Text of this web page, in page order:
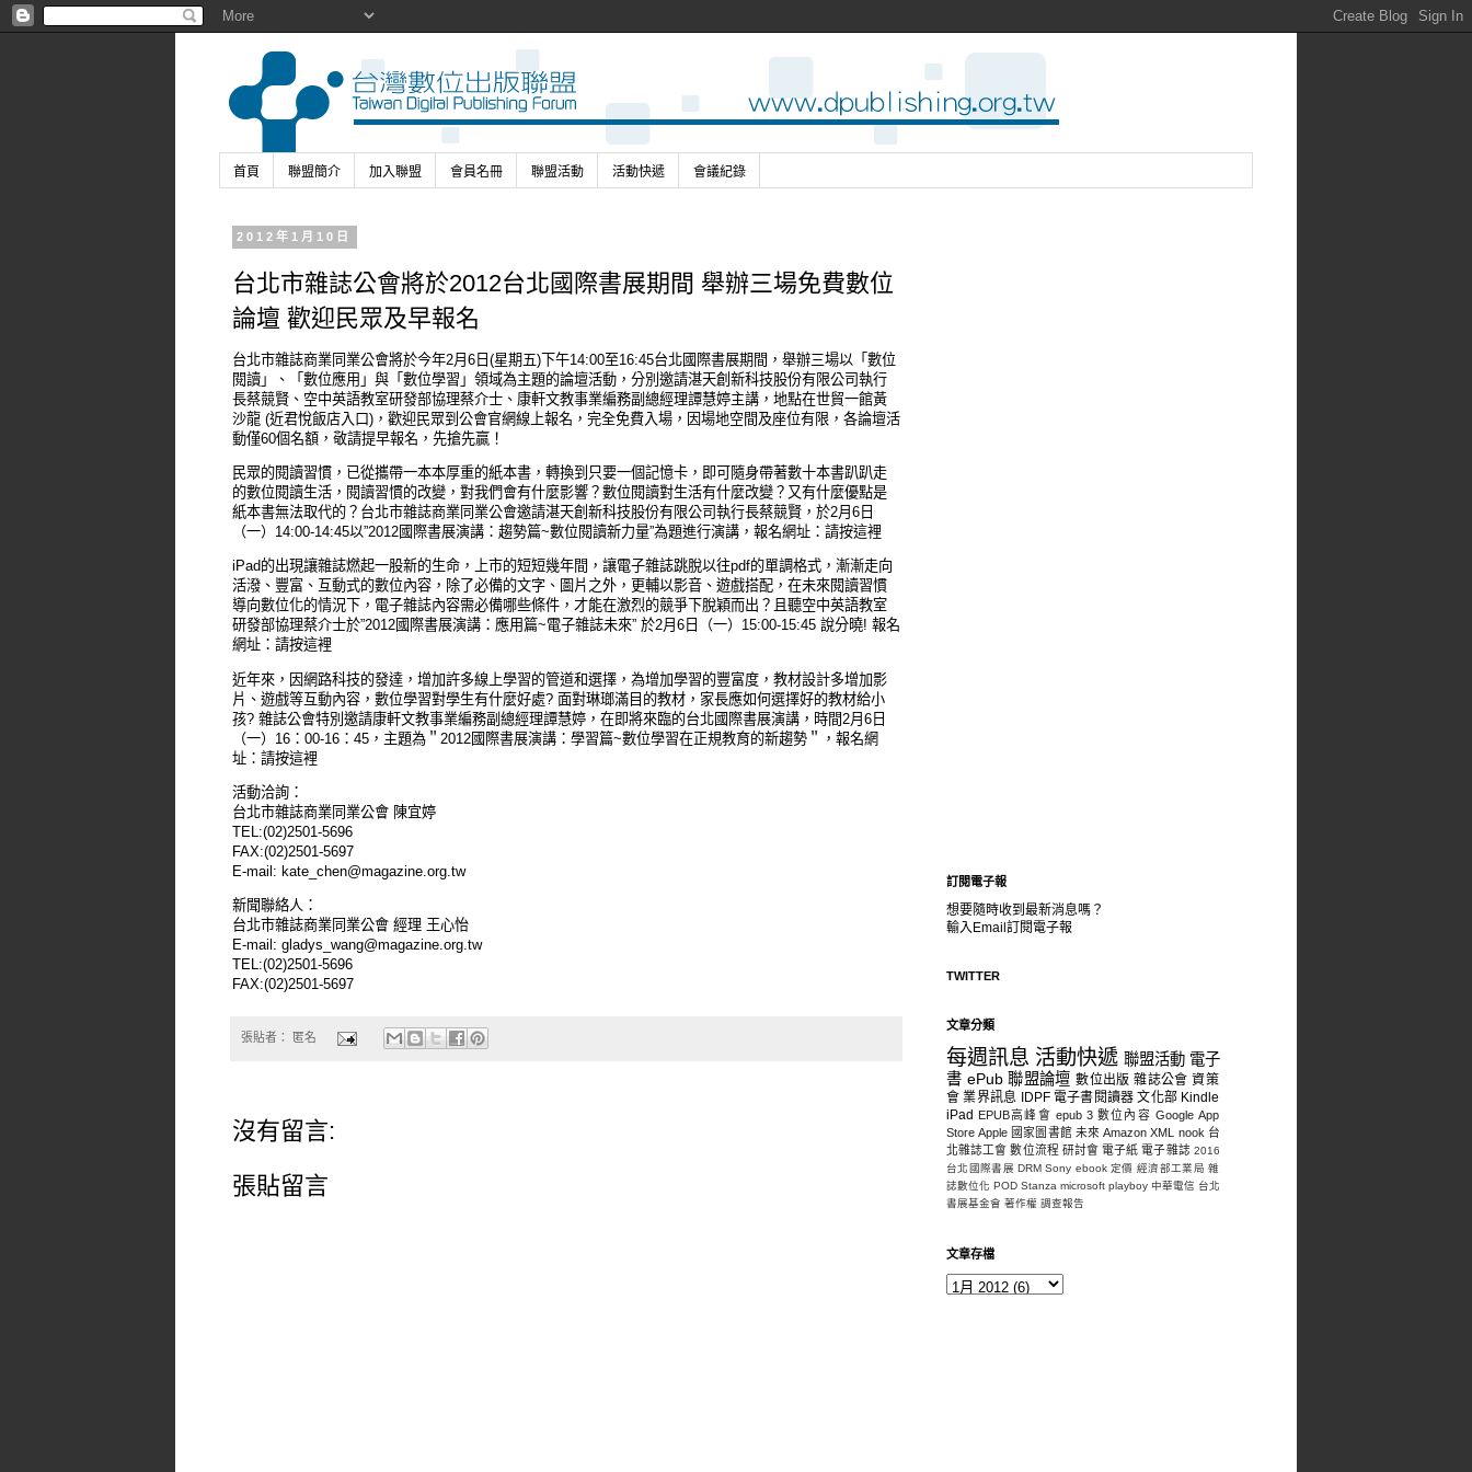
首頁 聯盟簡介 加入聯盟 會員名冊 聯盟活動 活動快遞 會議紀錄
2012年1月10日
台北市雜誌公會將於2012台北國際書展期間 舉辦三場免費數位
論壇 歡迎民眾及早報名
台北市雜誌商業同業公會將於今年2月6日(星期五)下午14:00至16:45台北國際書展期間，舉辦三場以「數位
閱讀」、「數位應用」與「數位學習」領域為主題的論壇活動，分別邀請湛天創新科技股份有限公司執行
長蔡競賢、空中英語教室研發部協理蔡介士、康軒文教事業編務副總經理譚慧婷主講，地點在世貿一館黃
沙龍 (近君悅飯店入口)，歡迎民眾到公會官網線上報名，完全免費入場，因場地空間及座位有限，各論壇活
動僅60個名額，敬請提早報名，先搶先贏！
民眾的閱讀習慣，已從攜帶一本本厚重的紙本書，轉換到只要一個記憶卡，即可隨身帶著數十本書趴趴走
的數位閱讀生活，閱讀習慣的改變，對我們會有什麼影響？數位閱讀對生活有什麼改變？又有什麼優點是
紙本書無法取代的？台北市雜誌商業同業公會邀請湛天創新科技股份有限公司執行長蔡競賢，於2月6日
（一）14:00-14:45以”2012國際書展演講：趨勢篇~數位閱讀新力量”為題進行演講，報名網址： 請按這裡
iPad的出現讓雜誌燃起一股新的生命，上市的短短幾年間，讓電子雜誌跳脫以往pdf的單調格式，漸漸走向
活潑、豐富、互動式的數位內容，除了必備的文字、圖片之外，更輔以影音、遊戲搭配，在未來閱讀習慣
導向數位化的情況下，電子雜誌內容需必備哪些條件，才能在激烈的競爭下脫穎而出？且聽空中英語教室
研發部協理蔡介士於”2012國際書展演講：應用篇~電子雜誌未來” 於2月6日（一）15:00-15:45 說分曉! 報名
網址： 請按這裡
近年來，因網路科技的發達，增加許多線上學習的管道和選擇，為增加學習的豐富度，教材設計多增加影
片、遊戲等互動內容，數位學習對學生有什麼好處? 面對琳瑯滿目的教材，家長應如何選擇好的教材給小
孩? 雜誌公會特別邀請康軒文教事業編務副總經理譚慧婷，在即將來臨的台北國際書展演講，時間2月6日
（一）16：00-16：45，主題為＂2012國際書展演講：學習篇~數位學習在正規教育的新趨勢＂，報名網
址： 請按這裡
活動洽詢：
台北市雜誌商業同業公會 陳宜婷
TEL:(02)2501-5696
FAX:(02)2501-5697
E-mail: kate_chen@magazine.org.tw
新聞聯絡人：
台北市雜誌商業同業公會 經理 王心怡
E-mail: gladys_wang@magazine.org.tw
TEL:(02)2501-5696
FAX:(02)2501-5697
張貼者： 匿名
沒有留言:
張貼留言
訂閱電子報
想要隨時收到最新消息嗎？
輸入Email訂閱電子報
TWITTER
文章分類
每週訊息 活動快遞 聯盟活動 電子
書 ePub 聯盟論壇 數位出版 雜誌公會 資策
會 業界訊息 IDPF 電子書閱讀器 文化部 Kindle
iPad
EPUB高峰會 epub 3 數位內容 Google App
Store Apple 國家圖書館 未來 Amazon XML nook 台
北雜誌工會 數位流程 研討會 電子紙 電子雜誌 2016
台北國際書展 DRM Sony ebook 定價 經濟部工業局 雜
誌數位化 POD Stanza microsoft playboy 中華電信 台北
書展基金會 著作權 調查報告
文章存檔